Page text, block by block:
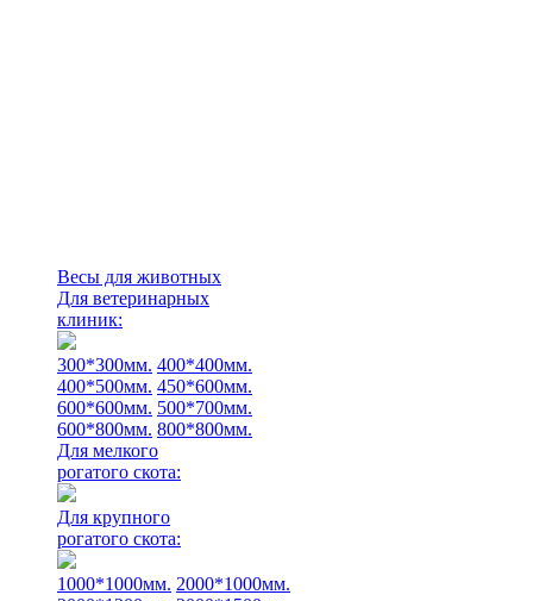
Весы для животных
Для ветеринарных
клиник:
300*300мм. 400*400мм.
400*500мм. 450*600мм.
600*600мм. 500*700мм.
600*800мм. 800*800мм.
Для мелкого
рогатого скота:
Для крупного
рогатого скота:
1000*1000мм. 2000*1000мм.